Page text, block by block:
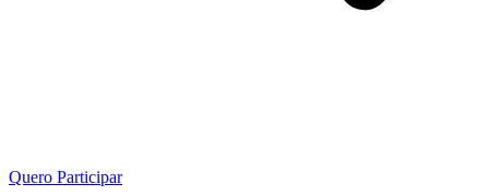
Quero Participar